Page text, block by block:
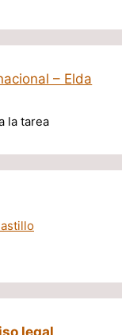
– Elda
la tarea
legal